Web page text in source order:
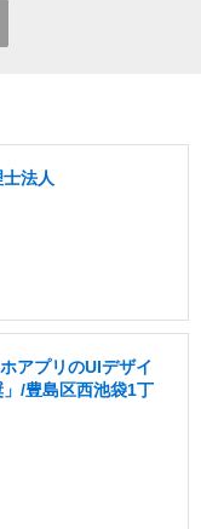
法人
アプリのUIデザイ
/豊島区西池袋1丁